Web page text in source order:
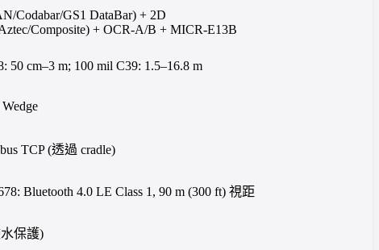
Codabar/GS1 DataBar) + 2D
Composite) + OCR-A/B + MICR-E13B
50 cm–3 m; 100 mil C39: 1.5–16.8 m
TCP (透過 cradle)
Bluetooth 4.0 LE Class 1, 90 m (300 ft) 視距
保護)